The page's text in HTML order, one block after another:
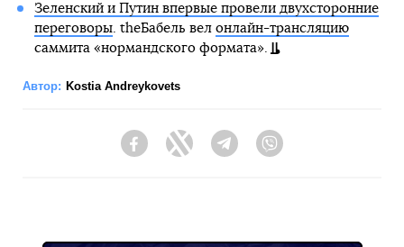
Зеленский и Путин впервые провели двухсторонние
переговоры. theБабель вел онлайн-трансляцию
саммита «нормандского формата».
Автор: Kostia Andreykovets
FacebookTwitter Telegram